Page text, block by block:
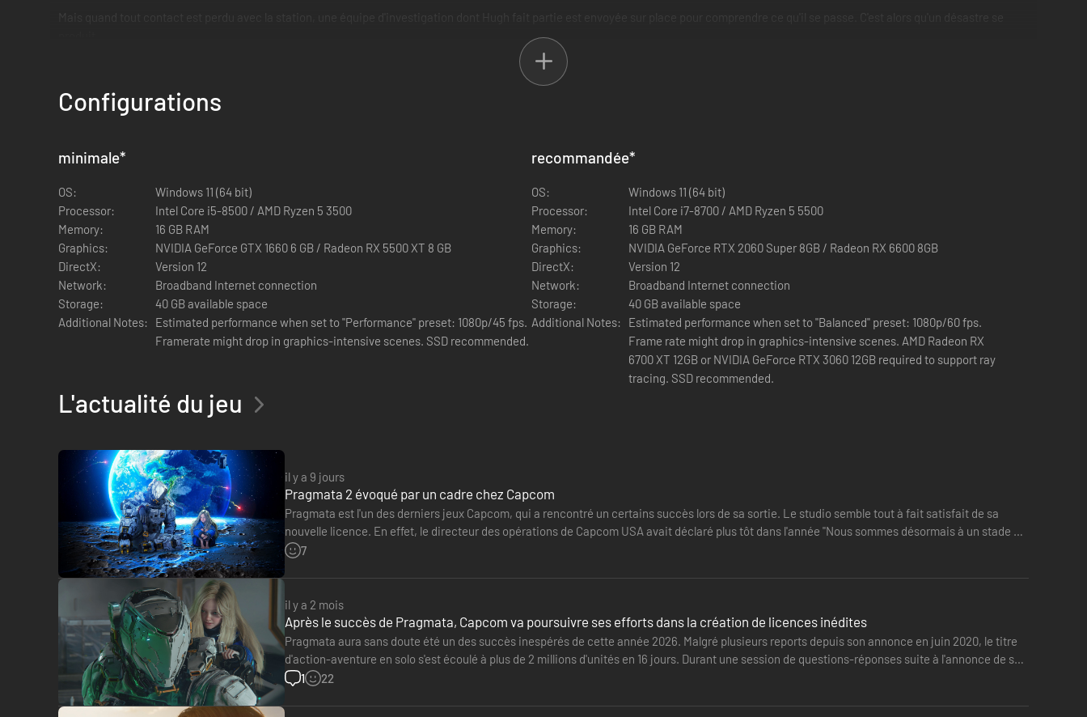
Mais quand tout contact est perdu avec la station, une équipe d'investigation dont Hugh fait partie est envoyée sur place pour comprendre ce qu'il se passe. C'est alors qu'un désastre se
C'est Diana, une androïde errant dans la station, qui sauve la vie de Hugh. Ils partent alors à l'aventure tous les deux pour trouver un moyen de quitter la station, tandis que l'IA qui la contrôle
s'efforce de les en empêcher.
Configurations
minimale*
OS:
Windows 11 (64 bit)
Processor:
Intel Core i5-8500 / AMD Ryzen 5 3500
Memory:
16 GB RAM
Graphics:
NVIDIA GeForce GTX 1660 6 GB / Radeon RX 5500 XT 8 GB
DirectX:
Version 12
Network:
Broadband Internet connection
Storage:
40 GB available space
Additional Notes:
Estimated performance when set to "Performance" preset: 1080p/45 fps.
Framerate might drop in graphics-intensive scenes. SSD recommended.
recommandée*
OS:
Windows 11 (64 bit)
Processor:
Intel Core i7-8700 / AMD Ryzen 5 5500
Memory:
16 GB RAM
Graphics:
NVIDIA GeForce RTX 2060 Super 8GB / Radeon RX 6600 8GB
DirectX:
Version 12
Network:
Broadband Internet connection
Storage:
40 GB available space
Additional Notes:
Estimated performance when set to "Balanced" preset: 1080p/60 fps.
Frame rate might drop in graphics-intensive scenes. AMD Radeon RX
6700 XT 12GB or NVIDIA GeForce RTX 3060 12GB required to support ray
tracing. SSD recommended.
L'actualité du jeu
il y a 9 jours
Pragmata 2 évoqué par un cadre chez Capcom
Pragmata est l'un des derniers jeux Capcom, qui a rencontré un certains succès lors de sa sortie. Le studio semble tout à fait satisfait de sa
nouvelle licence. En effet, le directeur des opérations de Capcom USA avait déclaré plus tôt dans l'année "Nous sommes désormais à un stade où
nous disposons…
7
il y a 2 mois
Après le succès de Pragmata, Capcom va poursuivre ses efforts dans la création de licences inédites
Pragmata aura sans doute été un des succès inespérés de cette année 2026. Malgré plusieurs reports depuis son annonce en juin 2020, le titre
d'action-aventure en solo s'est écoulé à plus de 2 millions d'unités en 16 jours. Durant une session de questions-réponses suite à l'annonce de ses
résultats financiers,…
1 22